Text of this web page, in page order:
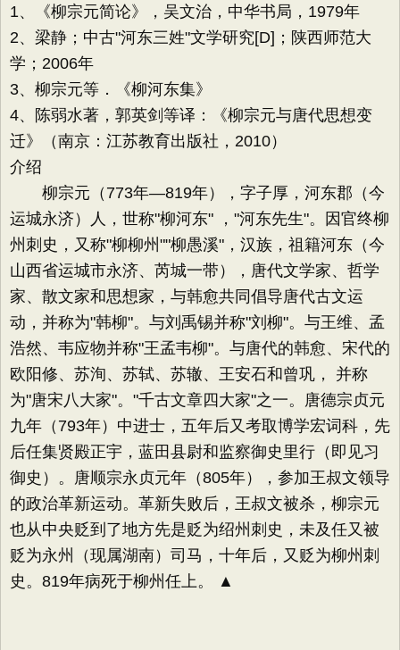
1、《柳宗元简论》，吴文治，中华书局，1979年
2、梁静；中古"河东三姓"文学研究[D]；陕西师范大
学；2006年
3、柳宗元等．《柳河东集》
4、陈弱水著，郭英剑等译：《柳宗元与唐代思想变
迁》（南京：江苏教育出版社，2010）
介绍
柳宗元（773年—819年），字子厚，河东郡（今
运城永济）人，世称"柳河东" ，"河东先生"。因官终柳
州刺史，又称"柳柳州""柳愚溪"，汉族，祖籍河东（今
山西省运城市永济、芮城一带），唐代文学家、哲学
家、散文家和思想家，与韩愈共同倡导唐代古文运
动，并称为"韩柳"。与刘禹锡并称"刘柳"。与王维、孟
浩然、韦应物并称"王孟韦柳"。与唐代的韩愈、宋代的
欧阳修、苏洵、苏轼、苏辙、王安石和曾巩， 并称
为"唐宋八大家"。"千古文章四大家"之一。唐德宗贞元
九年（793年）中进士，五年后又考取博学宏词科，先
后任集贤殿正宇，蓝田县尉和监察御史里行（即见习
御史）。唐顺宗永贞元年（805年），参加王叔文领导
的政治革新运动。革新失败后，王叔文被杀，柳宗元
也从中央贬到了地方先是贬为绍州刺史，未及任又被
贬为永州（现属湖南）司马，十年后，又贬为柳州刺
史。819年病死于柳州任上。 ▲